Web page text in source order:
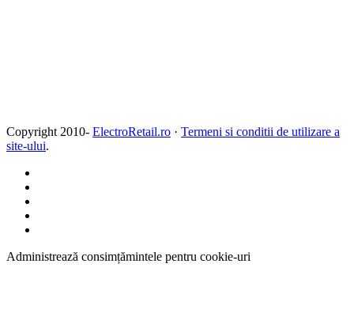
Copyright 2010- ElectroRetail.ro · Termeni si conditii de utilizare a
site-ului.
Administrează consimțămintele pentru cookie-uri